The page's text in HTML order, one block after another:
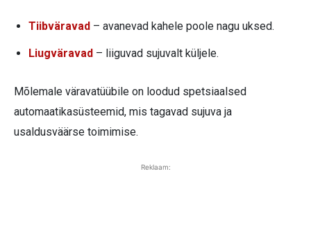
Tiibväravad – avanevad kahele poole nagu uksed.
Liugväravad – liiguvad sujuvalt küljele.
Mõlemale väravatüübile on loodud spetsiaalsed
automaatikasüsteemid, mis tagavad sujuva ja
usaldusväärse toimimise.
Reklaam: